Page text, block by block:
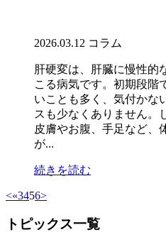
2026.03.12 コラム
肝硬変は、肝臓に慢性的
こる病気です。初期段階
いことも多く、気付かな
スも少なくありません。
皮膚やお腹、手足など、
が...
続きを読む
<«3456>
トピックス一覧